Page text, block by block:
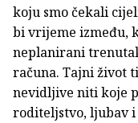
koju smo čekali
bi vrijeme između,
neplanirani
računa. Tajni život
nevidljive niti koje
roditeljstvo, ljubav